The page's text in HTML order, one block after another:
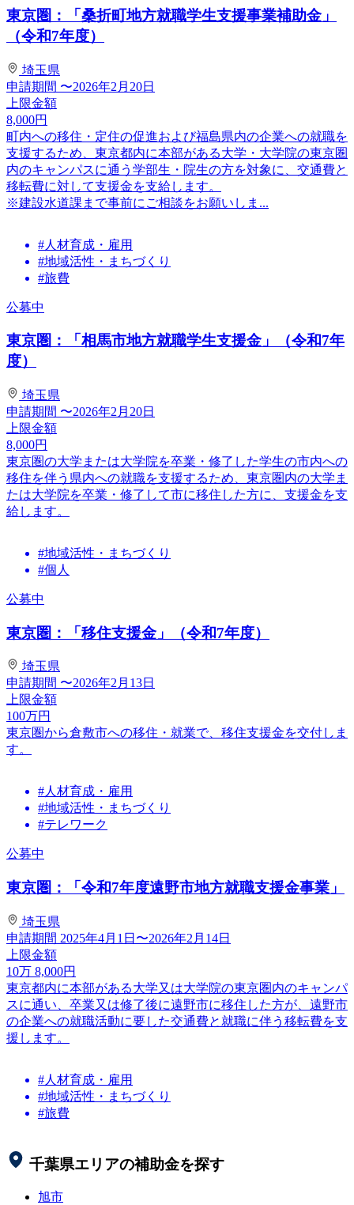
東京圏：「桑折町地方就職学生支援事業補助金」
（令和7年度）
埼玉県
申請期間 〜2026年2月20日
上限金額
8,000円
町内への移住・定住の促進および福島県内の企業への就職を
支援するため、東京都内に本部がある大学・大学院の東京圏
内のキャンパスに通う学部生・院生の方を対象に、交通費と
移転費に対して支援金を支給します。
※建設水道課まで事前にご相談をお願いしま...
#人材育成・雇用
#地域活性・まちづくり
#旅費
公募中
東京圏：「相馬市地方就職学生支援金」（令和7年
度）
埼玉県
申請期間 〜2026年2月20日
上限金額
8,000円
東京圏の大学または大学院を卒業・修了した学生の市内への
移住を伴う県内への就職を支援するため、東京圏内の大学ま
たは大学院を卒業・修了して市に移住した方に、支援金を支
給します。
#地域活性・まちづくり
#個人
公募中
東京圏：「移住支援金」（令和7年度）
埼玉県
申請期間 〜2026年2月13日
上限金額
100万円
東京圏から倉敷市への移住・就業で、移住支援金を交付しま
す。
#人材育成・雇用
#地域活性・まちづくり
#テレワーク
公募中
東京圏：「令和7年度遠野市地方就職支援金事業」
埼玉県
申請期間 2025年4月1日〜2026年2月14日
上限金額
10万 8,000円
東京都内に本部がある大学又は大学院の東京圏内のキャンパ
スに通い、卒業又は修了後に遠野市に移住した方が、遠野市
の企業への就職活動に要した交通費と就職に伴う移転費を支
援します。
#人材育成・雇用
#地域活性・まちづくり
#旅費
千葉県エリアの補助金を探す
旭市